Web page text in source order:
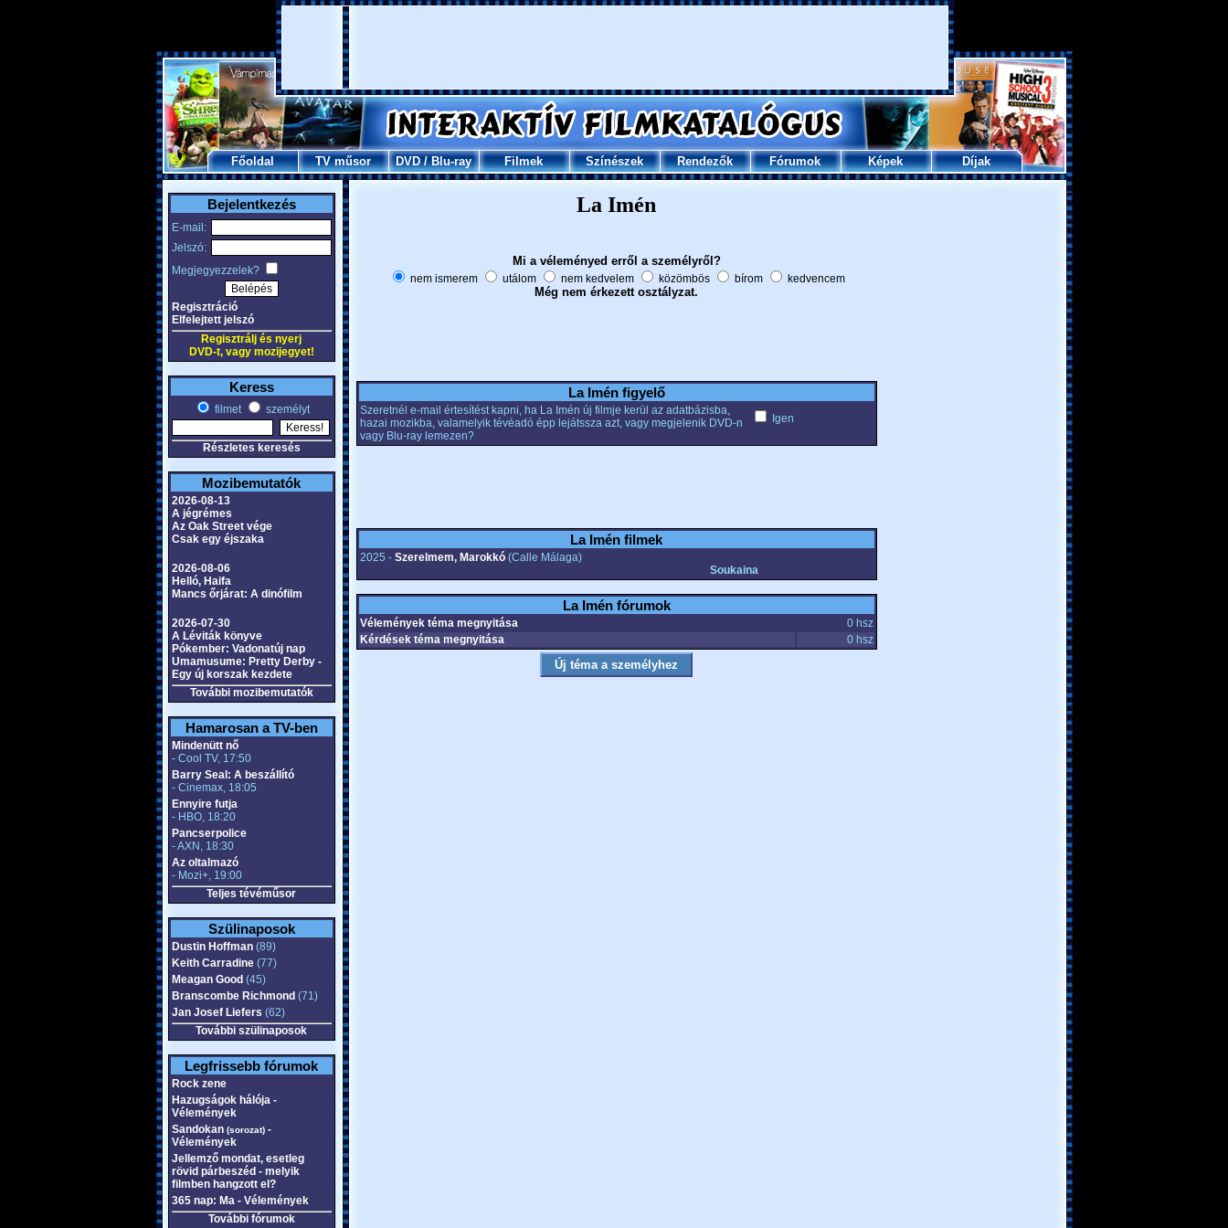
Főoldal TV műsor DVD/Blu-ray Filmek Színészek Rendezők Fórumok Képek Díjak
Bejelentkezés
E-mail:
Jelszó:
Megjegyezzelek?
Regisztráció
Elfelejtett jelszó
Regisztrálj és nyerj
DVD-t, vagy mozijegyet!
Keress
filmet személyt
Részletes keresés
Mozibemutatók
2026-08-13
A jégrémes
Az Oak Street vége
Csak egy éjszaka
2026-08-06
Helló, Haifa
Mancs őrjárat: A dinófilm
2026-07-30
A Léviták könyve
Pókember: Vadonatúj nap
Umamusume: Pretty Derby -
Egy új korszak kezdete
További mozibemutatók
Hamarosan a TV-ben
Mindenütt nő
- Cool TV, 17:50
Barry Seal: A beszállító
- Cinemax, 18:05
Ennyire futja
- HBO, 18:20
Pancserpolice
- AXN, 18:30
Az oltalmazó
- Mozi+, 19:00
Teljes tévéműsor
Szülinaposok
Dustin Hoffman(89)
Keith Carradine(77)
Meagan Good (45)
Branscombe Richmond (71)
Jan Josef Liefers (62)
További szülinaposok
Legfrissebb fórumok
Rock zene
Hazugságok hálója -
Vélemények
Sandokan (sorozat)-
Vélemények
Jellemző mondat, esetleg
rövid párbeszéd - melyik
filmben hangzott el?
365 nap: Ma - Vélemények
További fórumok
La Imén
Mi a véleményed erről a személyről?
nem ismerem utálom nem kedvelem közömbös bírom kedvencem
Még nem érkezett osztályzat.
La Imén figyelő
Szeretnél e-mail értesítést kapni, ha La Imén új filmje kerül az adatbázisba,
hazai mozikba, valamelyik tévéadó épp lejátssza azt, vagy megjelenik DVD-n
vagy Blu-ray lemezen?
Igen
La Imén filmek
2025 - Szerelmem, Marokkó(Calle Málaga)
Soukaina
La Imén fórumok
Vélemények téma megnyitása
0 hsz
Kérdések téma megnyitása
0 hsz